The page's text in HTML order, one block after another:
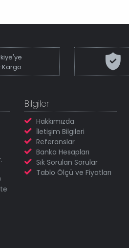
Kargo
Bilgiler
Hakkımızda
İletişim Bilgileri
Referanslar
Banka Hesapları
Sık Sorulan Sorular
Tablo Ölçü ve Fiyatları